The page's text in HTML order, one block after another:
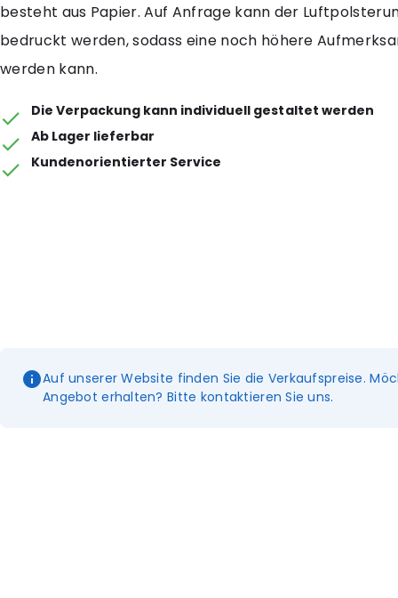
besteht aus Papier. Auf Anfrage kann der
bedruckt werden, sodass eine noch höhere
werden kann.
Die Verpackung kann individuell gestaltet werden
Ab Lager lieferbar
Kundenorientierter Service
Auf unserer Website finden Sie die Verkaufspreise.
Angebot erhalten? Bitte kontaktieren Sie uns.